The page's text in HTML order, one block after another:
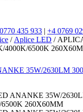
435 933 | +4 0769
/ Aplice LED /
4000K/6500K